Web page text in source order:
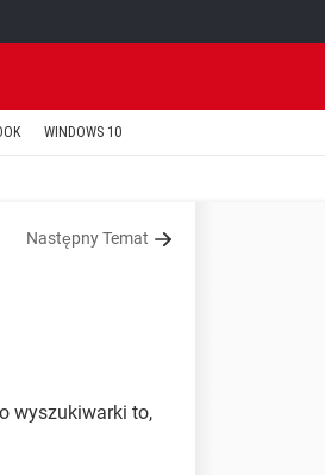
WINDOWS 10
Następny Temat
wyszukiwarki to,